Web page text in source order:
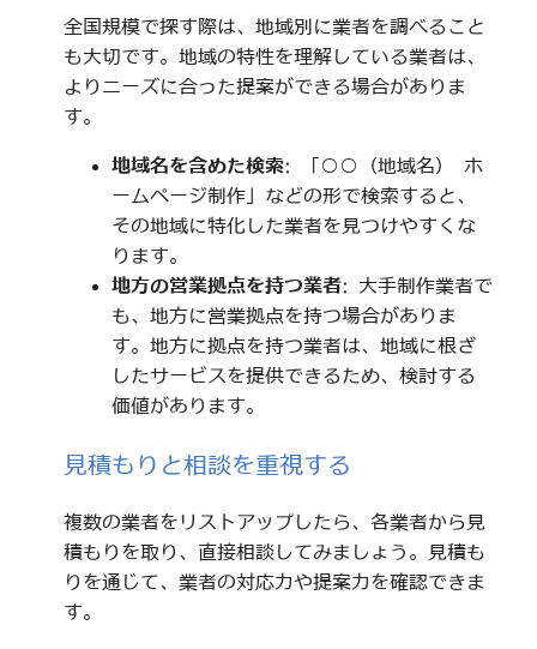
全国規模で探す際は、地域別に業者を調べること
も大切です。地域の特性を理解している業者は、
よりニーズに合った提案ができる場合がありま
す。
地域名を含めた検索: 「○○（地域名） ホ
ームページ制作」などの形で検索すると、
その地域に特化した業者を見つけやすくな
ります。
地方の営業拠点を持つ業者: 大手制作業者で
も、地方に営業拠点を持つ場合がありま
す。地方に拠点を持つ業者は、地域に根ざ
したサービスを提供できるため、検討する
価値があります。
見積もりと相談を重視する
複数の業者をリストアップしたら、各業者から見
積もりを取り、直接相談してみましょう。見積も
りを通じて、業者の対応力や提案力を確認できま
す。